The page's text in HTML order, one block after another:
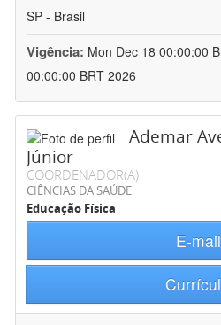
SP - Brasil
Vigência: Mon Dec 18 00:00:00
00:00:00 BRT 2026
Ademar
Júnior
COORDENADOR(A)
CIÊNCIAS DA SAÚDE
Educação Física
E-mail